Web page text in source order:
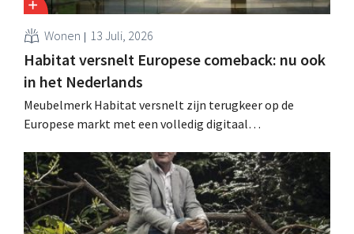
Wonen 13 Juli, 2026
Habitat versnelt Europese comeback: nu ook
in het Nederlands
Meubelmerk Habitat versnelt zijn terugkeer op de
Europese markt met een volledig digitaal
unique groeit het merk opnieuw en mikt het op
aanwezigheid in veertien Europese landen.